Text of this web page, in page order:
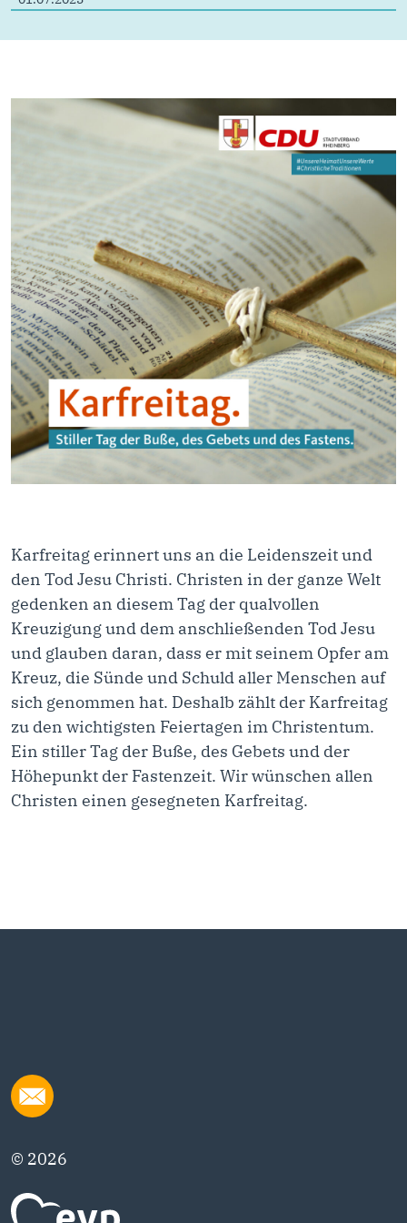
Karfreitag erinnert uns an die Leidenszeit und
den Tod Jesu Christi. Christen in der ganze Welt
gedenken an diesem Tag der qualvollen
Kreuzigung und dem anschließenden Tod Jesu
und glauben daran, dass er mit seinem Opfer am
Kreuz, die Sünde und Schuld aller Menschen auf
sich genommen hat. Deshalb zählt der Karfreitag
zu den wichtigsten Feiertagen im Christentum.
Ein stiller Tag der Buße, des Gebets und der
Höhepunkt der Fastenzeit. Wir wünschen allen
Christen einen gesegneten Karfreitag.
© 2026